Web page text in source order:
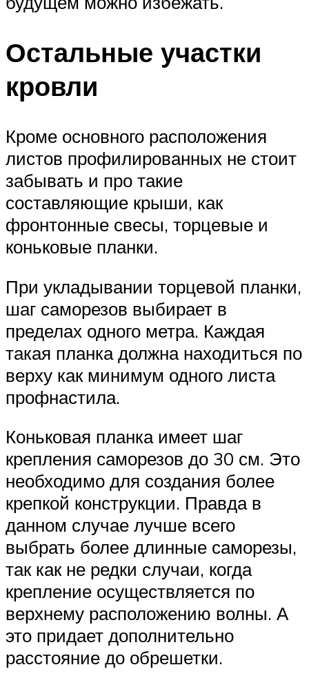
Остальные участки
кровли
Кроме основного расположения
листов профилированных не стоит
забывать и про такие
составляющие крыши, как
фронтонные свесы, торцевые и
коньковые планки.
При укладывании торцевой планки,
шаг саморезов выбирает в
пределах одного метра. Каждая
такая планка должна находиться по
верху как минимум одного листа
профнастила.
Коньковая планка имеет шаг
крепления саморезов до 30 см. Это
необходимо для создания более
крепкой конструкции. Правда в
данном случае лучше всего
выбрать более длинные саморезы,
так как не редки случаи, когда
крепление осуществляется по
верхнему расположению волны. А
это придает дополнительно
расстояние до обрешетки.